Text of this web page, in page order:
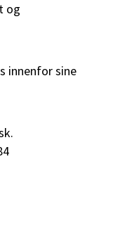
og
innenfor sine